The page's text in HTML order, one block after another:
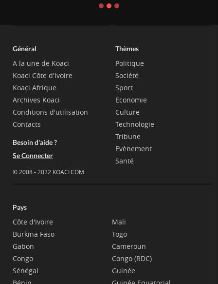
Général
A la une de Koaci
Koaci Côte d'Ivoire
Koaci Afrique
Archives Koaci
Conditions d'utilisation
Contacts
Besoin d'aide ?
Se Connecter
© 2008 - 2022 KOACI.COM
Thèmes
Politique
Société
Sport
Economie
Culture
Technologie
Tribune
Evènement
Santé
Pays
Côte d'Ivoire
Burkina Faso
Gabon
Congo
Sénégal
Mali
Togo
Cameroun
Congo (RDC)
Guinée